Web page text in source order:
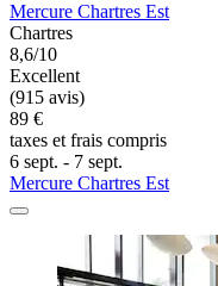
Mercure Chartres Est
Chartres
8,6/10
Excellent
(915 avis)
89 €
taxes et frais compris
6 sept. - 7 sept.
Mercure Chartres Est